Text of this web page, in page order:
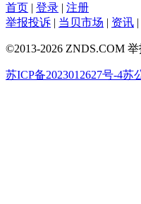
首页 | 登录 | 注册
举报投诉 | 当贝市场 | 资讯 |
©2013-2026 ZNDS.COM 举
苏ICP备2023012627号-4苏